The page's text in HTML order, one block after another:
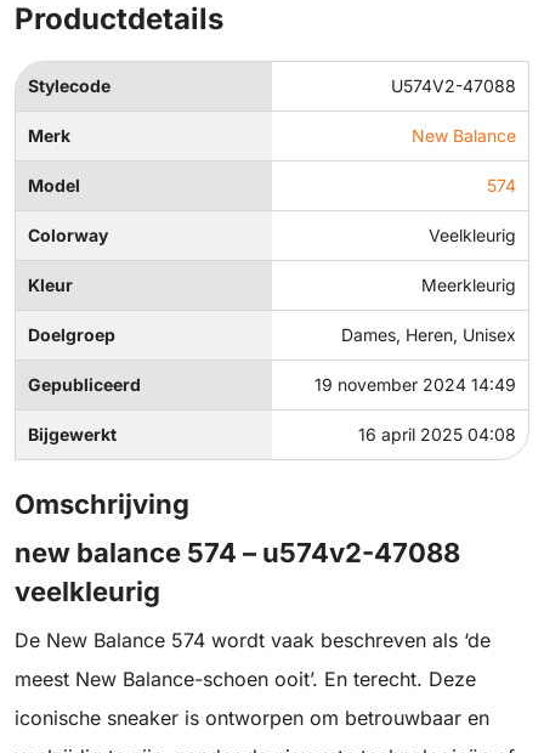
Productdetails
Stylecode U574V2-47088
Merk New Balance
Model 574
Colorway Veelkleurig
Kleur Meerkleurig
Doelgroep Dames, Heren, Unisex
Gepubliceerd 19 november 2024 14:49
Bijgewerkt 16 april 2025 04:08
Omschrijving
new balance 574 – u574v2-47088
veelkleurig
De New Balance 574 wordt vaak beschreven als ‘de
meest New Balance-schoen ooit’. En terecht. Deze
iconische sneaker is ontworpen om betrouwbaar en